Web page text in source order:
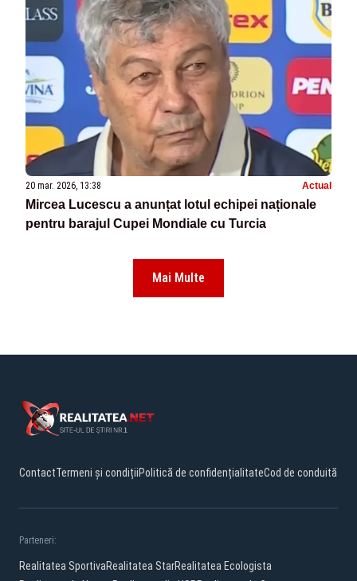
20 mar. 2026, 13:38 Actual
Mircea Lucescu a anunțat lotul echipei naționale
pentru barajul Cupei Mondiale cu Turcia
Mai Multe
ContactTermeni și condițiiPolitică de confidențialitateCod de conduită
Parteneri:
Realitatea SportivaRealitatea StarRealitatea Ecologista